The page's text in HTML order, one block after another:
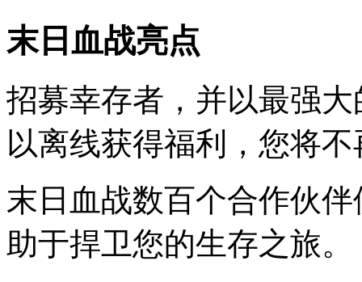
末日血战亮点
招募幸存者，并以最强
以离线获得福利，您将
末日血战数百个合作伙
助于捍卫您的生存之旅。